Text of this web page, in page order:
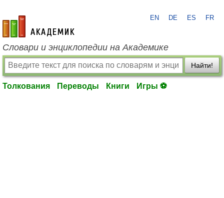
academic.ru
EN DE ES FR
Словари и энциклопедии на Академике
Найти!
Толкования Переводы Книги Игры ⚽